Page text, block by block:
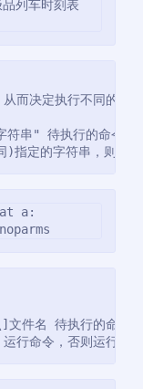
而决定执行不同的命
串" 待执行的命令
指定的字符串，则条
a:
件名 待执行的命令
行命令，否则运行下